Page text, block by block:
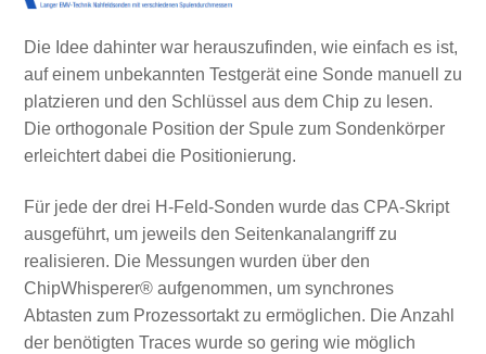
Die Idee dahinter war herauszufinden, wie einfach es ist,
auf einem unbekannten Testgerät eine Sonde manuell zu
platzieren und den Schlüssel aus dem Chip zu lesen.
Die orthogonale Position der Spule zum Sondenkörper
erleichtert dabei die Positionierung.
Für jede der drei H-Feld-Sonden wurde das CPA-Skript
ausgeführt, um jeweils den Seitenkanalangriff zu
realisieren. Die Messungen wurden über den
ChipWhisperer® aufgenommen, um synchrones
Abtasten zum Prozessortakt zu ermöglichen. Die Anzahl
der benötigten Traces wurde so gering wie möglich